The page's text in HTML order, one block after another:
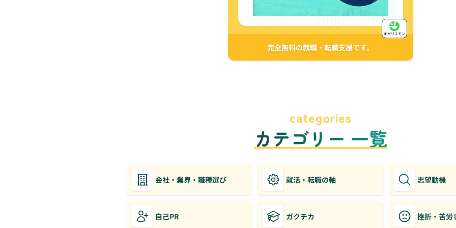
完全無料の就職・転職支援です。
キャリエモン
categories
カテゴリー 一覧
会社・業界・職種選び 就活・転職の軸 志望動機
自己PR ガクチカ 挫折・苦労